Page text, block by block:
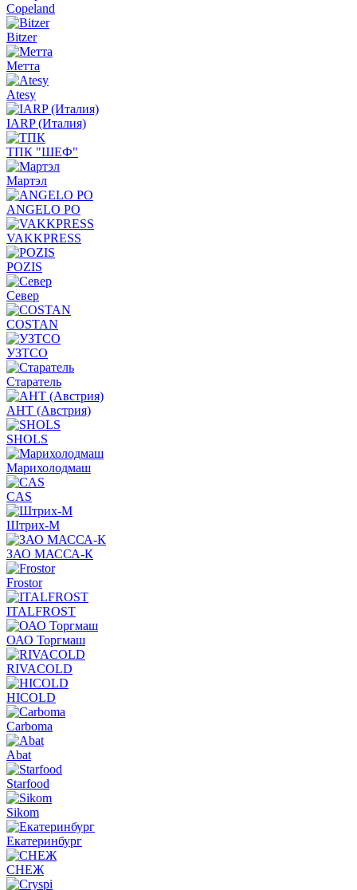
Copeland
Bitzer
Метта
Atesy
IARP (Италия)
ТПК "ШЕФ"
Мартэл
ANGELO PO
VAKKPRESS
POZIS
Север
COSTAN
УЗТСО
Старатель
АНТ (Австрия)
SHOLS
Марихолодмаш
CAS
Штрих-М
ЗАО МАССА-К
Frostor
ITALFROST
ОАО Торгмаш
RIVACOLD
HICOLD
Carboma
Abat
Starfood
Sikom
Екатеринбург
СНЕЖ